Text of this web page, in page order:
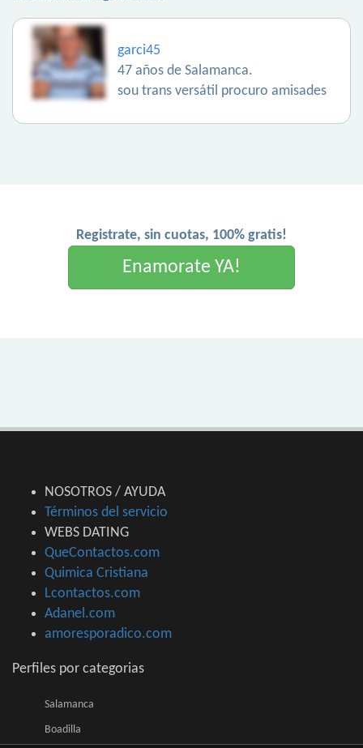
garci45
47 años de Salamanca.
sou trans versátil procuro amisades
Registrate, sin cuotas, 100% gratis!
Enamorate YA!
NOSOTROS / AYUDA
Términos del servicio
WEBS DATING
QueContactos.com
Quimica Cristiana
Lcontactos.com
Adanel.com
amoresporadico.com
Perfiles por categorias
Salamanca
Boadilla